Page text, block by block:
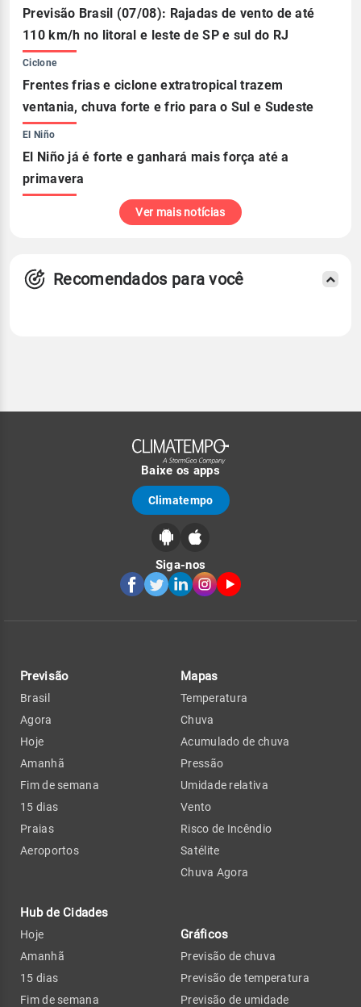
Previsão Brasil (07/08): Rajadas de vento de até
110 km/h no litoral e leste de SP e sul do RJ
Ciclone
Frentes frias e ciclone extratropical trazem
ventania, chuva forte e frio para o Sul e Sudeste
El Niño
El Niño já é forte e ganhará mais força até a
primavera
Ver mais notícias
Recomendados para você
Baixe os apps
Climatempo
Siga-nos
Previsão
Brasil
Agora
Hoje
Amanhã
Fim de semana
15 dias
Praias
Aeroportos
Hub de Cidades
Hoje
Amanhã
15 dias
Fim de semana
Mapas
Temperatura
Chuva
Acumulado de chuva
Pressão
Umidade relativa
Vento
Risco de Incêndio
Satélite
Chuva Agora
Gráficos
Previsão de chuva
Previsão de temperatura
Previsão de umidade